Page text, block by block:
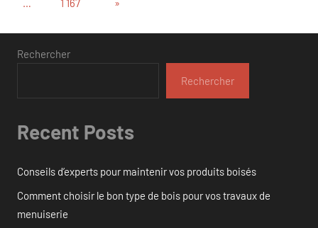
publications
… 1 167 »
Rechercher
Rechercher
Recent Posts
Conseils d’experts pour maintenir vos produits boisés
Comment choisir le bon type de bois pour vos travaux de
menuiserie